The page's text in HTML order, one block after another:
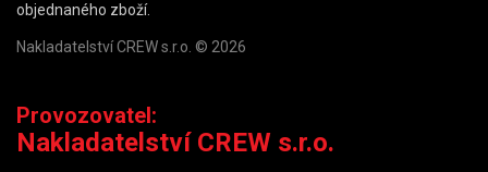
objednaného zboží.
Nakladatelství CREW s.r.o. © 2026
Provozovatel:
Nakladatelství CREW s.r.o.